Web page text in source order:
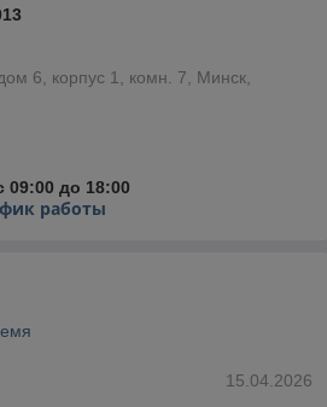
6, корпус 1, комн. 7, Минск,
09:00 до 18:00
работы
15.04.2026